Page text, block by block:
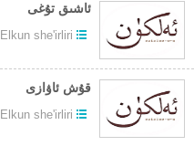
ئاشىق تۇغى
Elkun she'irliri
قۇش ئاۋازى
Elkun she'irliri